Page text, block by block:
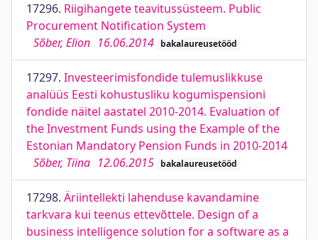
17296. Riigihangete teavitussüsteem. Public
Procurement Notification System
Sõber, Elion 16.06.2014 bakalaureusetööd
17297. Investeerimisfondide tulemuslikkuse
analüüs Eesti kohustusliku kogumispensioni
fondide näitel aastatel 2010-2014. Evaluation of
the Investment Funds using the Example of the
Estonian Mandatory Pension Funds in 2010-2014
Sõber, Tiina 12.06.2015 bakalaureusetööd
17298. Äriintellekti lahenduse kavandamine
tarkvara kui teenus ettevõttele. Design of a
business intelligence solution for a software as a